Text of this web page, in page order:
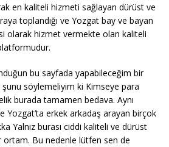
en kaliteli hizmeti sağlayan dürüst ve
toplandığı ve Yozgat bay ve bayan
olarak hizmet vermekte olan kaliteli
bu sayfada yapabileceğim bir
söylemeliyim ki Kimseye para
burada tamamen bedava. Aynı
Yozgat’ta erkek arkadaş arayan birçok
Yalnız burası ciddi kaliteli ve dürüst
ortam. Bu nedenle lütfen sen de